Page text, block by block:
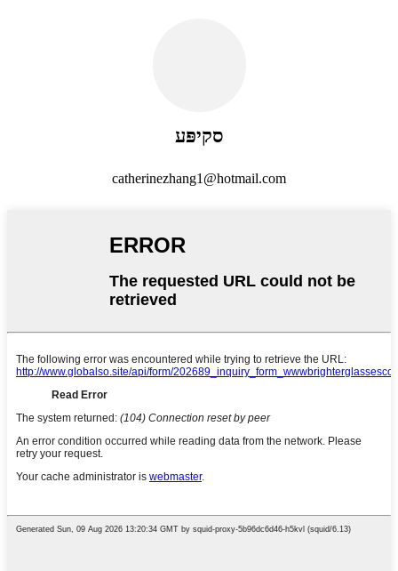
סקיפּע
catherinezhang1@hotmail.com